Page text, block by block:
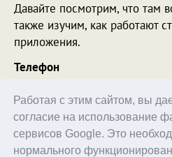
Работая с этим сайтом, вы
согласие на использование
сервисов Google. Это
нормального
Давайте посмотрим, что там
также изучим, как работают
приложения.
Телефон
Телефонное приложение -
(кстати, очень неплохое,
поиска контакта сверху, чего
приложении Android).